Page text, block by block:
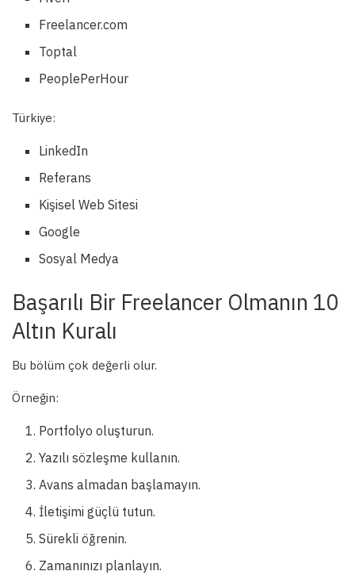
Freelancer.com
Toptal
PeoplePerHour
Türkiye:
LinkedIn
Referans
Kişisel Web Sitesi
Google
Sosyal Medya
Başarılı Bir Freelancer Olmanın 10
Altın Kuralı
Bu bölüm çok değerli olur.
Örneğin:
Portfolyo oluşturun.
Yazılı sözleşme kullanın.
Avans almadan başlamayın.
İletişimi güçlü tutun.
Sürekli öğrenin.
Zamanınızı planlayın.